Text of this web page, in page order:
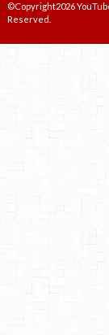
©Copyright2026
Reserved.